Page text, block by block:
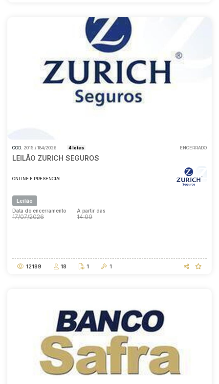
COD. 2015 / 184/2026 4 lotes ENCERRADO
LEILÃO ZURICH SEGUROS
ONLINE E PRESENCIAL
Leilão
Data do encerramento
17/07/2026
A partir das
14:00
12189 18 1 1